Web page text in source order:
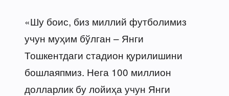
«Шу боис, биз миллий футболимиз
учун муҳим бўлган – Янги
Тошкентдаги стадион қурилишини
бошлаяпмиз. Нега 100 миллион
долларлик бу лойиҳа учун Янги